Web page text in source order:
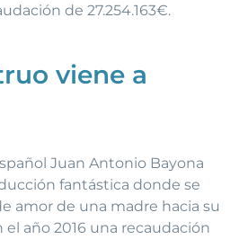
de 27.254.163€.
viene a
Juan Antonio Bayona
fantástica donde se
amor de una madre hacia su
año 2016 una recaudación